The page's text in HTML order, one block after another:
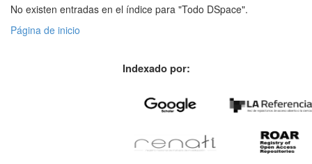
No existen entradas en el índice para "Todo DSpace".
Página de inicio
Indexado por: